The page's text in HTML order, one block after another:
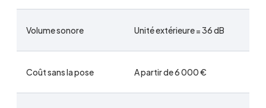
Volume sonore Unité extérieure = 36 dB
Coût sans la pose A partir de 6 000 €